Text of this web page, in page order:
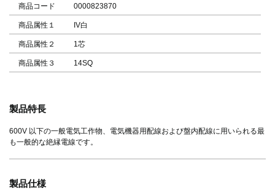
商品コード 0000823870
商品属性１ IV白
商品属性２ 1芯
商品属性３ 14SQ
製品特長
600V 以下の一般電気工作物、電気機器用配線および盤内配線に用いられる最
も一般的な絶縁電線です。
製品仕様